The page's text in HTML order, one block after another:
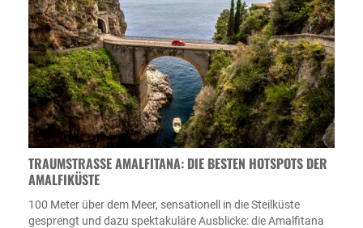
TRAUMSTRASSE AMALFITANA: DIE BESTEN HOTSPOTS DER A
MALFIKÜSTE
100 Meter über dem Meer, sensationell in die Steilküste
gesprengt und dazu spektakuläre Ausblicke: die Amalfitana